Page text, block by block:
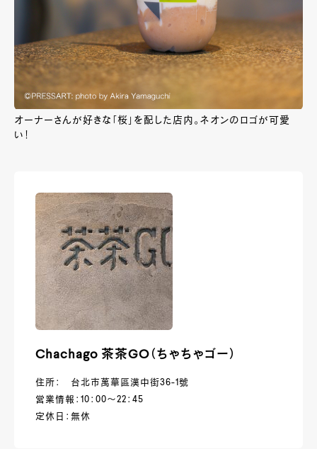
オーナーさんが好きな「桜」を配した店内。ネオンのロゴが可愛
い！
Chachago 茶茶GO（ちゃちゃゴー）
住所： 台北市萬華區漢中街36-1號
営業情報：10：00～22：45
定休日：無休